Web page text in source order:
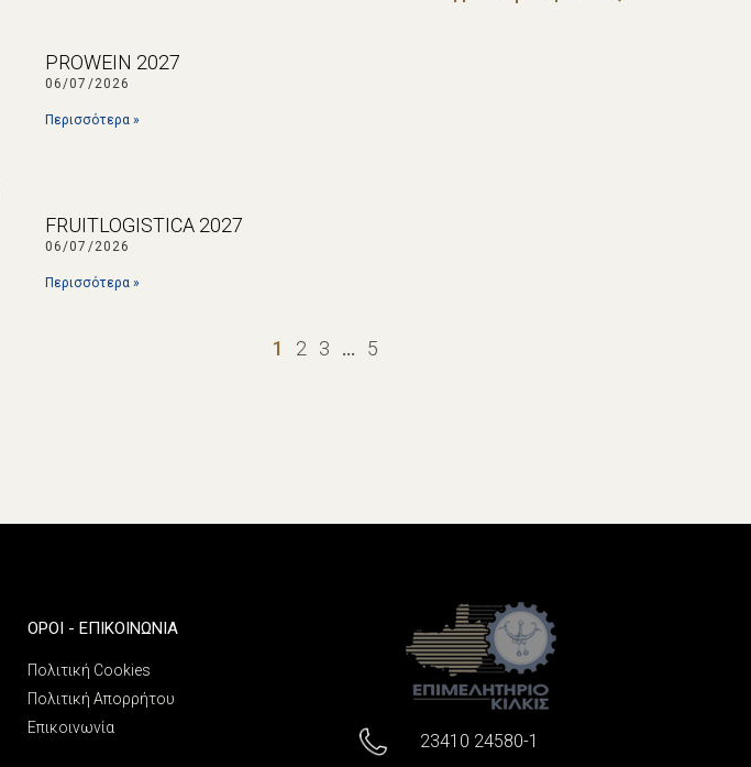
PROWEIN 2027
06/07/2026
Περισσότερα »
FRUITLOGISTICA 2027
06/07/2026
Περισσότερα »
1 2 3 … 5
ΌΡΟΙ - ΕΠΙΚΟΙΝΩΝΊΑ
Πολιτική Cookies
Πολιτική Απορρήτου
Επικοινωνία
23410 24580-1